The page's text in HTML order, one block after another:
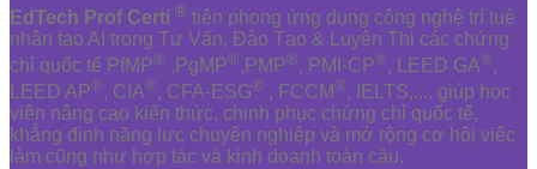
EdTech Prof Certi ® tiên phong ứng dụng công nghệ trí tuệ
nhân tạo AI trong Tư Vấn, Đào Tạo & Luyện Thi các chứng
chỉ quốc tế PfMP® ,PgMP®,PMP®, PMI-CP®, LEED GA®,
LEED AP®, CIA®, CFA-ESG® , FCCM®, IELTS,.... giúp học
viên nâng cao kiến thức, chinh phục chứng chỉ quốc tế,
khẳng định năng lực chuyên nghiệp và mở rộng cơ hội việc
làm cũng như hợp tác và kinh doanh toàn cầu.